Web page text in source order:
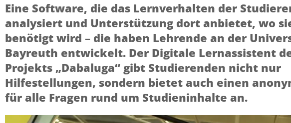
Eine Software, die das Lernverhalten der
analysiert und Unterstützung dort anbietet, wo
benötigt wird – die haben Lehrende an der
Bayreuth entwickelt. Der Digitale Lernassistent
Projekts „Dabaluga“ gibt Studierenden nicht nur
Hilfestellungen, sondern bietet auch einen
für alle Fragen rund um Studieninhalte an.